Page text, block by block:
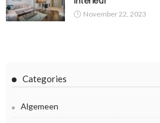
November 22, 2023
Categories
Algemeen